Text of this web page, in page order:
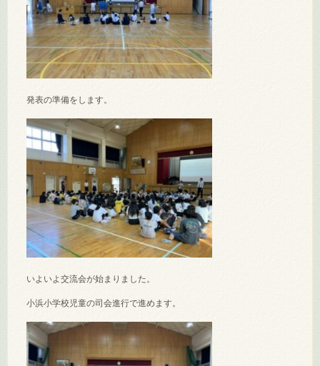
発表の準備をします。
いよいよ交流会が始まりました。
小浜小学校児童の司会進行で進めます。